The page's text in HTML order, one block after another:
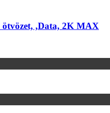
,Data, 2K MAX